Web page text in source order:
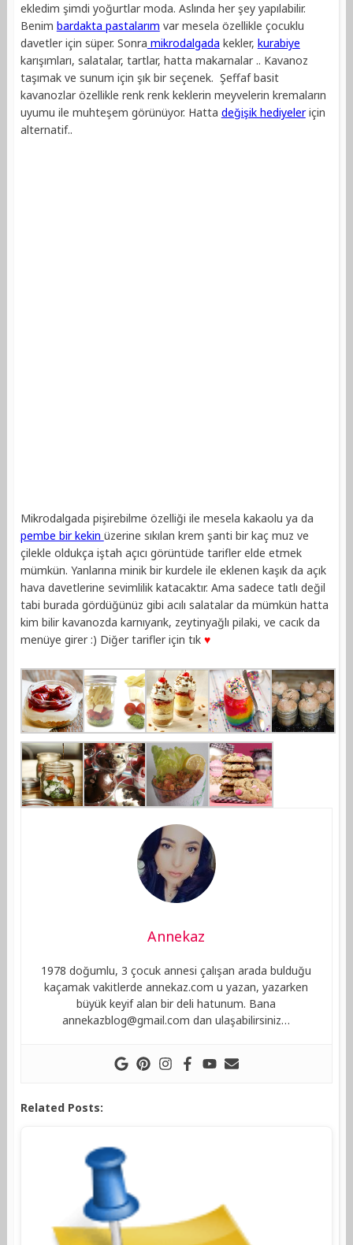
ekledim şimdi yoğurtlar moda. Aslında her şey yapılabilir.
Benim bardakta pastalarım var mesela özellikle çocuklu
davetler için süper. Sonra mikrodalgada kekler, kurabiye
karışımları, salatalar, tartlar, hatta makarnalar .. Kavanoz
taşımak ve sunum için şık bir seçenek. Şeffaf basit
kavanozlar özellikle renk renk keklerin meyvelerin kremaların
uyumu ile muhteşem görünüyor. Hatta değişik hediyeleriçin
alternatif..
Mikrodalgada pişirebilme özelliği ile mesela kakaolu ya da
pembe bir kekin üzerine sıkılan krem şanti bir kaç muz ve
çilekle oldukça iştah açıcı görüntüde tarifler elde etmek
mümkün. Yanlarına minik bir kurdele ile eklenen kaşık da açık
hava davetlerine sevimlilik katacaktır. Ama sadece tatlı değil
tabi burada gördüğünüz gibi acılı salatalar da mümkün hatta
kim bilir kavanozda karnıyarık, zeytinyağlı pilaki, ve cacık da
menüye girer :) Diğer tarifler için tık ♥
Annekaz
1978 doğumlu, 3 çocuk annesi çalışan arada bulduğu
kaçamak vakitlerde annekaz.com u yazan, yazarken
büyük keyif alan bir deli hatunum. Bana
annekazblog@gmail.com dan ulaşabilirsiniz…
Related Posts: